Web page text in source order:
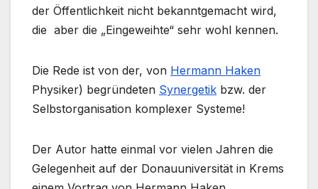
der Öffentlichkeit nicht bekanntgemacht wird,
die aber die „Eingeweihte“ sehr wohl kennen.
Die Rede ist von der, von Hermann Haken
Physiker) begründeten Synergetik bzw. der
Selbstorganisation komplexer Systeme!
Der Autor hatte einmal vor vielen Jahren die
Gelegenheit auf der Donauuniversität in Krems